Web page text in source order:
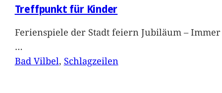
Treffpunkt für Kinder
Ferienspiele der Stadt feiern Jubiläum –
…
Bad Vilbel, Schlagzeilen